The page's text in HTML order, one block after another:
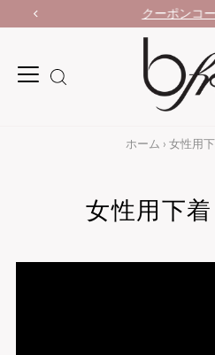
クーポンコー
ホーム › 女性用
女性用下